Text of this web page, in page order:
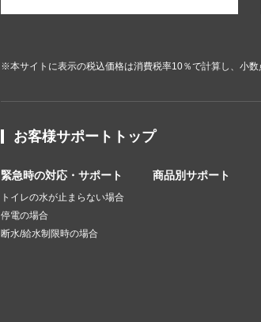
※本サイトに表示の税込価格は消費税率10％で計算し、小数
お客様サポートトップ
緊急時の対応・サポート
トイレの水が止まらない場合
停電の場合
断水/給水制限時の場合
商品別サポート